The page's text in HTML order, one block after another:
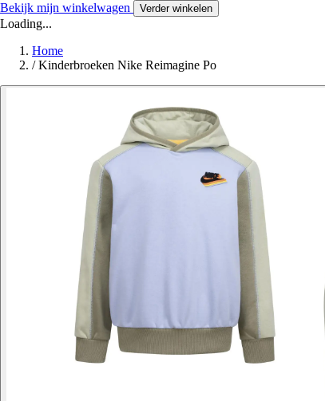
Bekijk mijn winkelwagen Verder winkelen
Loading...
Home
/ Kinderbroeken Nike Reimagine Po